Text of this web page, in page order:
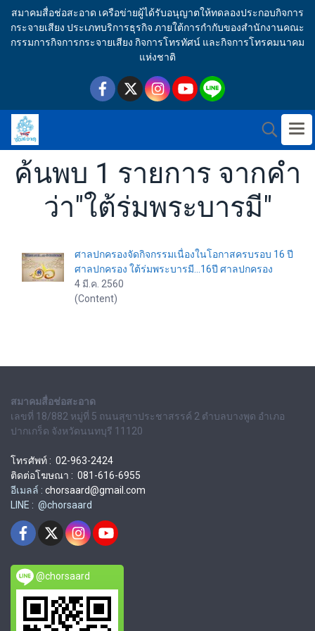
สมาคมสื่อช่อสะอาด เครือข่ายผู้ได้รับอนุญาตให้ทดลองประกอบกิจการ
กระจายเสียง ประเภทบริการธุรกิจ ภายใต้การกำกับของสำนักงานคณะ
กรรมการกิจการกระจายเสียง กิจการโทรทัศน์ และกิจการโทรคมนาคม
แห่งชาติ
ค้นพบ 1 รายการ จากคำ
ว่า"ใต้ร่มพระบารมี"
ศาลปกครองจัดกิจกรรมเนื่องในโอกาสครบรอบ 16 ปี
ศาลปกครอง ใต้ร่มพระบารมี...16ปี ศาลปกครอง
4 มี.ค. 2560
(Content)
สมาคมสื่อช่อสะอาด
เลขที่ 18/882 หมู่ที่ 5 ถนนสุขาประชาสรรค์ 2 ตำบลบางพูด อำเภอ
ปากเกร็ด จังหวัดนนทบุรี 11120
โทรศัพท์ : 02-963-2424
ติดต่อโฆษณา : 081-616-6955
อีเมลล์ : chorsaard@gmail.com
LINE : @chorsaard
@chorsaard